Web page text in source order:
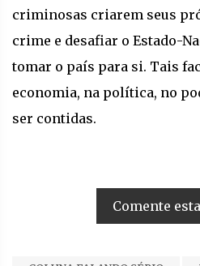
criminosas criarem seus
crime e desafiar o Estado-
tomar o país para si. Tais
economia, na política, no
ser contidas.
Comente